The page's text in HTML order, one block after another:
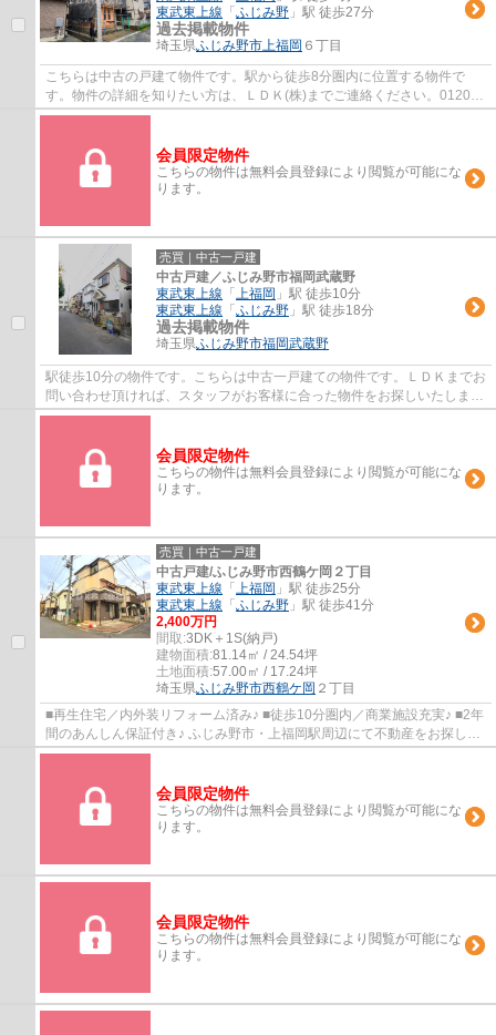
東武東上線 「 ふじみ野 」駅 徒歩27分
過去掲載物件
埼玉県ふじみ野市上福岡 ６丁目
こちらは中古の戸建て物件です。駅から徒歩8分圏内に位置する物件で
す。物件の詳細を知りたい方は、ＬＤＫ(株)までご連絡ください。0120-
911-118からお待ちしております。
会員限定物件
こちらの物件は無料会員登録により閲覧が可能にな
ります。
売買｜中古一戸建
中古戸建／ふじみ野市福岡武蔵野
東武東上線 「 上福岡 」駅 徒歩10分
東武東上線 「 ふじみ野 」駅 徒歩18分
過去掲載物件
埼玉県ふじみ野市福岡武蔵野
駅徒歩10分の物件です。こちらは中古一戸建ての物件です。ＬＤＫまでお
問い合わせ頂ければ、スタッフがお客様に合った物件をお探しいたしま
す。希望条件などは0120-911-118よりご連絡...
会員限定物件
こちらの物件は無料会員登録により閲覧が可能にな
ります。
売買｜中古一戸建
中古戸建/ふじみ野市西鶴ケ岡２丁目
東武東上線 「 上福岡 」駅 徒歩25分
東武東上線 「 ふじみ野 」駅 徒歩41分
2,400万円
間取:3DK＋1S(納戸)
建物面積:81.14㎡ / 24.54坪
土地面積:57.00㎡ / 17.24坪
埼玉県ふじみ野市西鶴ケ岡 ２丁目
■再生住宅／内外装リフォーム済み♪ ■徒歩10分圏内／商業施設充実♪ ■2年
間のあんしん保証付き♪ ふじみ野市・上福岡駅周辺にて不動産をお探しな
ら、ＬＤＫ(株)におまかせください。お問...
会員限定物件
こちらの物件は無料会員登録により閲覧が可能にな
ります。
会員限定物件
こちらの物件は無料会員登録により閲覧が可能にな
ります。